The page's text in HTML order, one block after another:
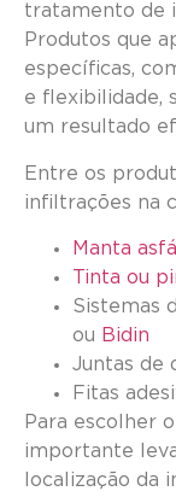
tratamento de
Produtos que
específicas,
e flexibilidade,
um resultado
Entre os
infiltrações na
Manta
Tinta ou
Sistemas
ou Bidin
Juntas de
Fitas
Para escolher
importante
localização da